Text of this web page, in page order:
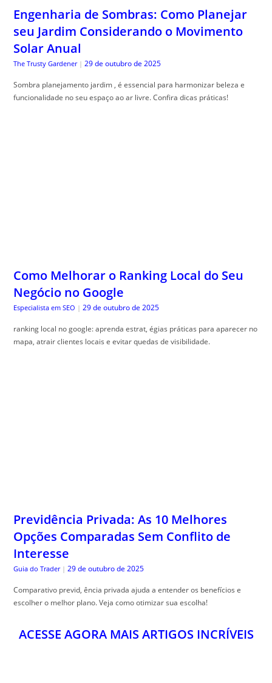
Engenharia de Sombras: Como Planejar
seu Jardim Considerando o Movimento
Solar Anual
The Trusty Gardener | 29 de outubro de 2025
Sombra planejamento jardim , é essencial para harmonizar beleza e
funcionalidade no seu espaço ao ar livre. Confira dicas práticas!
Como Melhorar o Ranking Local do Seu
Negócio no Google
Especialista em SEO | 29 de outubro de 2025
ranking local no google: aprenda estrat, égias práticas para aparecer no
mapa, atrair clientes locais e evitar quedas de visibilidade.
Previdência Privada: As 10 Melhores
Opções Comparadas Sem Conflito de
Interesse
Guia do Trader | 29 de outubro de 2025
Comparativo previd, ência privada ajuda a entender os benefícios e
escolher o melhor plano. Veja como otimizar sua escolha!
ACESSE AGORA MAIS ARTIGOS INCRÍVEIS